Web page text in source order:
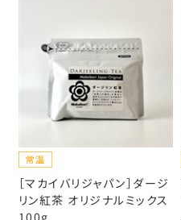
［マカイバリジャパン］ダージ
リン紅茶 オリジナルミックス
100g